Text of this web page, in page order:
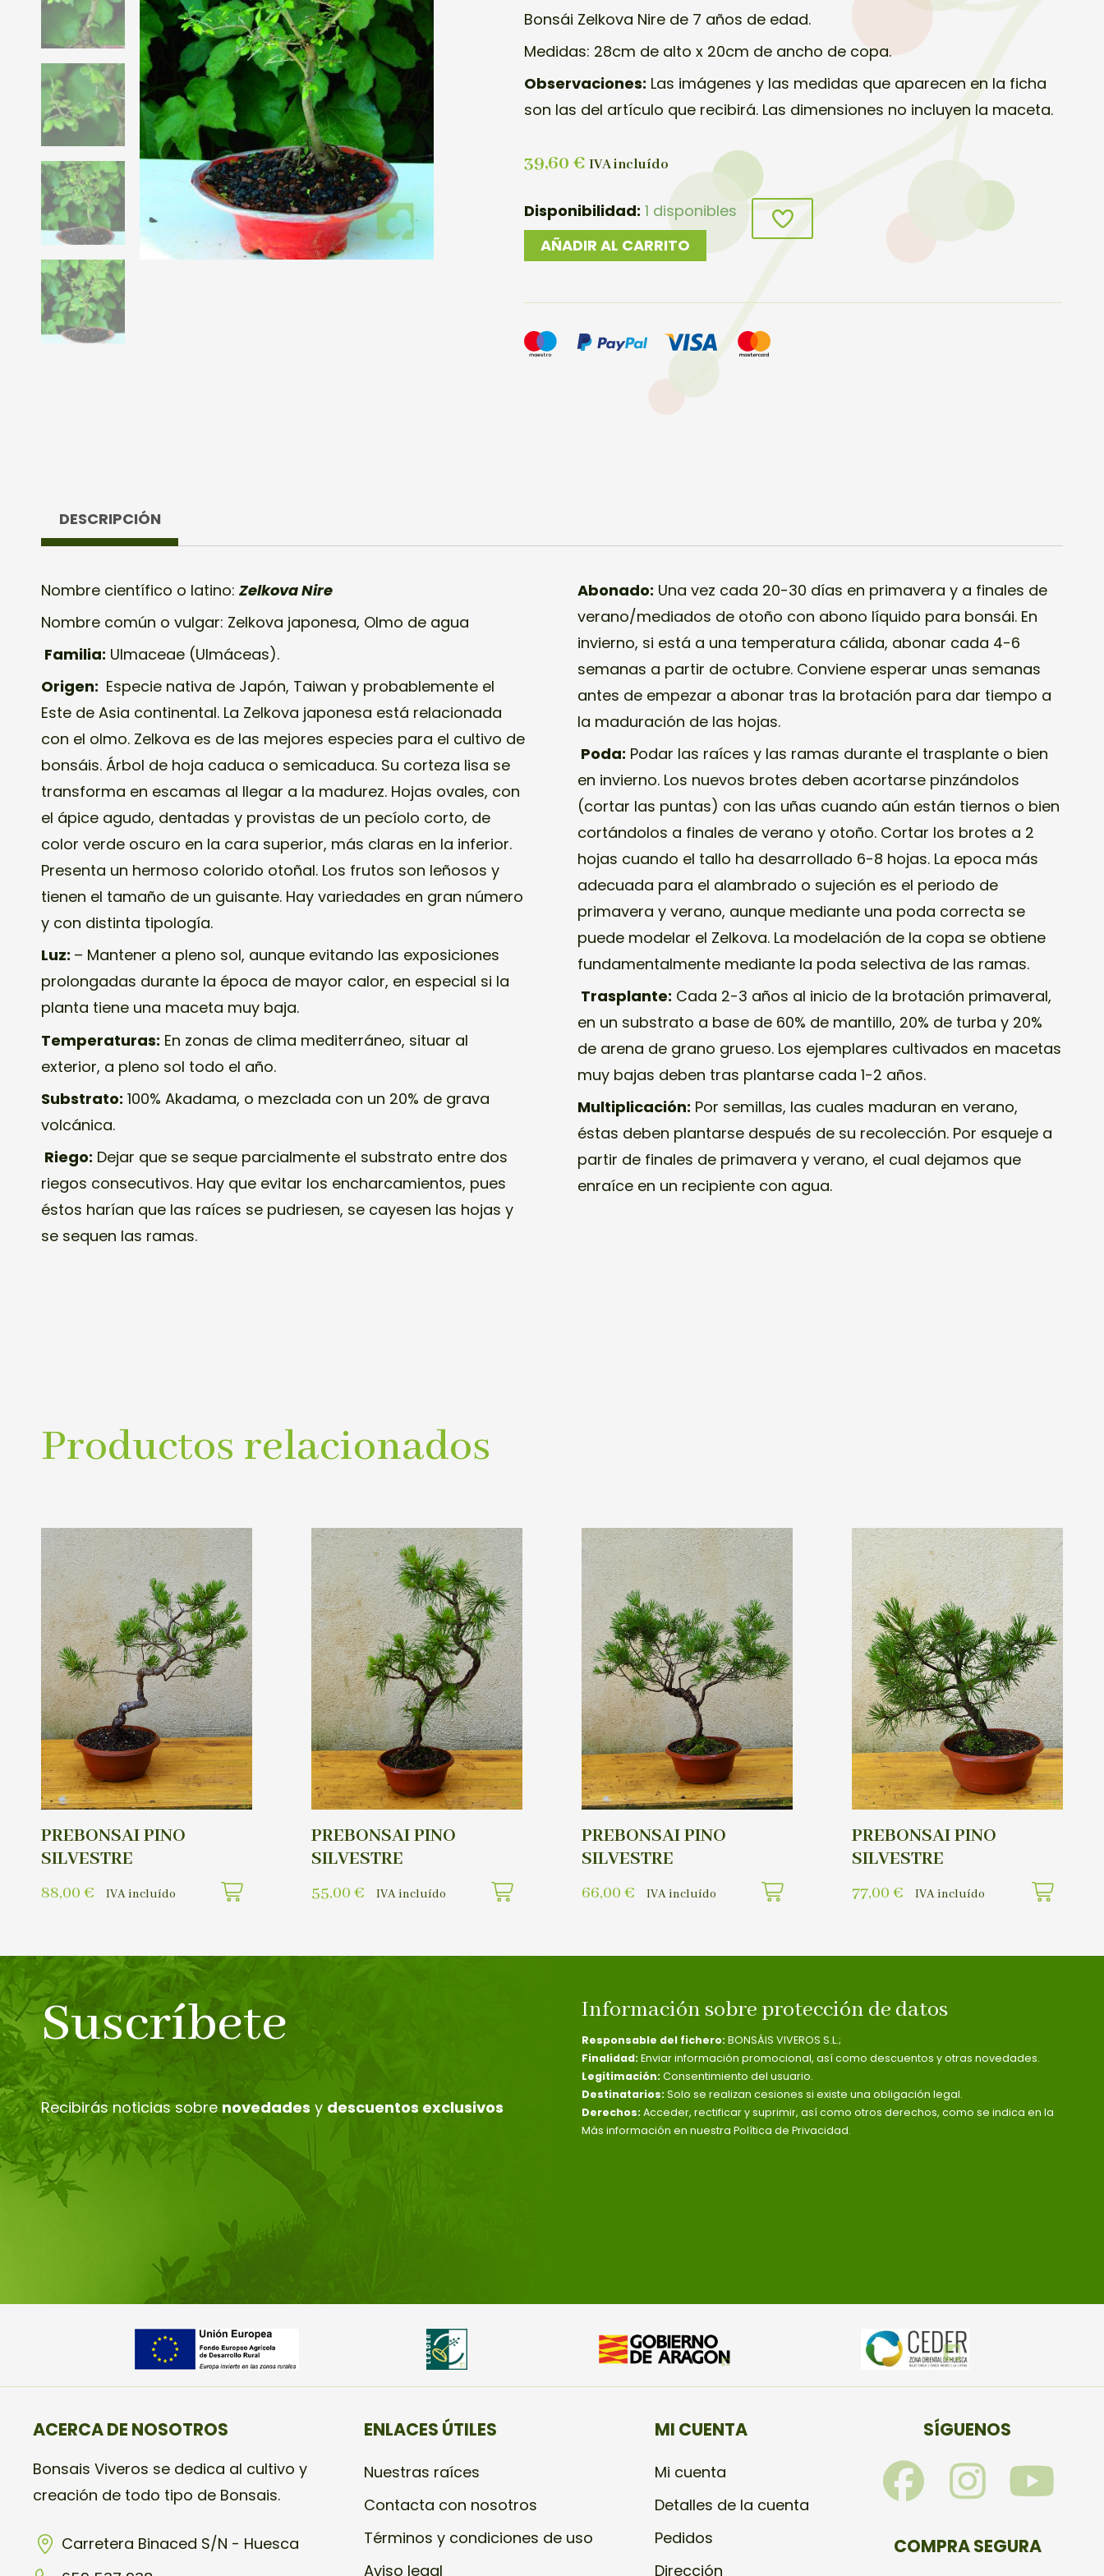
Bonsái Zelkova Nire de 7 años de edad.
Medidas: 28cm de alto x 20cm de ancho de copa.
Observaciones: Las imágenes y las medidas que aparecen en la ficha
son las del artículo que recibirá. Las dimensiones no incluyen la maceta.
39,60€ IVA incluído
Disponibilidad: 1 disponibles
BONSAI
ZELKOVA
NIRE
AÑADIR AL CARRITO
DESCRIPCIÓN
Nombre científico o latino: Zelkova Nire
Nombre común o vulgar: Zelkova japonesa, Olmo de agua
Familia: Ulmaceae (Ulmáceas).
Origen: Especie nativa de Japón, Taiwan y probablemente el
Este de Asia continental. La Zelkova japonesa está relacionada
con el olmo. Zelkova es de las mejores especies para el cultivo de
bonsáis. Árbol de hoja caduca o semicaduca. Su corteza lisa se
transforma en escamas al llegar a la madurez. Hojas ovales, con
el ápice agudo, dentadas y provistas de un pecíolo corto, de
color verde oscuro en la cara superior, más claras en la inferior.
Presenta un hermoso colorido otoñal. Los frutos son leñosos y
tienen el tamaño de un guisante. Hay variedades en gran número
y con distinta tipología.
Luz: – Mantener a pleno sol, aunque evitando las exposiciones
prolongadas durante la época de mayor calor, en especial si la
planta tiene una maceta muy baja.
Temperaturas: En zonas de clima mediterráneo, situar al
exterior, a pleno sol todo el año.
Substrato: 100% Akadama, o mezclada con un 20% de grava
volcánica.
Riego: Dejar que se seque parcialmente el substrato entre dos
riegos consecutivos. Hay que evitar los encharcamientos, pues
éstos harían que las raíces se pudriesen, se cayesen las hojas y
se sequen las ramas.
Abonado: Una vez cada 20-30 días en primavera y a finales de
verano/mediados de otoño con abono líquido para bonsái. En
invierno, si está a una temperatura cálida, abonar cada 4-6
semanas a partir de octubre. Conviene esperar unas semanas
antes de empezar a abonar tras la brotación para dar tiempo a
la maduración de las hojas.
Poda: Podar las raíces y las ramas durante el trasplante o bien
en invierno. Los nuevos brotes deben acortarse pinzándolos
(cortar las puntas) con las uñas cuando aún están tiernos o bien
cortándolos a finales de verano y otoño. Cortar los brotes a 2
hojas cuando el tallo ha desarrollado 6-8 hojas. La epoca más
adecuada para el alambrado o sujeción es el periodo de
primavera y verano, aunque mediante una poda correcta se
puede modelar el Zelkova. La modelación de la copa se obtiene
fundamentalmente mediante la poda selectiva de las ramas.
Trasplante: Cada 2-3 años al inicio de la brotación primaveral,
en un substrato a base de 60% de mantillo, 20% de turba y 20%
de arena de grano grueso. Los ejemplares cultivados en macetas
muy bajas deben tras plantarse cada 1-2 años.
Multiplicación: Por semillas, las cuales maduran en verano,
éstas deben plantarse después de su recolección. Por esqueje a
partir de finales de primavera y verano, el cual dejamos que
enraíce en un recipiente con agua.
Productos relacionados
PREBONSAI PINO
SILVESTRE
88,00 € IVA incluído
PREBONSAI PINO
SILVESTRE
55,00 € IVA incluído
PREBONSAI PINO
SILVESTRE
66,00 € IVA incluído
PREBONSAI PINO
SILVESTRE
77,00 € IVA incluído
Suscríbete
Recibirás noticias sobre novedades y descuentos exclusivos
Información sobre protección de datos
Responsable del fichero: BONSÁIS VIVEROS S.L.;
Finalidad: Enviar información promocional, así como descuentos y otras novedades.
Legitimación: Consentimiento del usuario.
Destinatarios: Solo se realizan cesiones si existe una obligación legal.
Derechos: Acceder, rectificar y suprimir, así como otros derechos, como se indica en la
Más información en nuestra Política de Privacidad.
ACERCA DE NOSOTROS
Bonsais Viveros se dedica al cultivo y
creación de todo tipo de Bonsais.
Carretera Binaced S/N - Huesca
ENLACES ÚTILES
Nuestras raíces
Contacta con nosotros
Términos y condiciones de uso
Aviso legal
MI CUENTA
Mi cuenta
Detalles de la cuenta
Pedidos
Dirección
SÍGUENOS
F
a
c
I
n
s
Y
u
COMPRA SEGURA